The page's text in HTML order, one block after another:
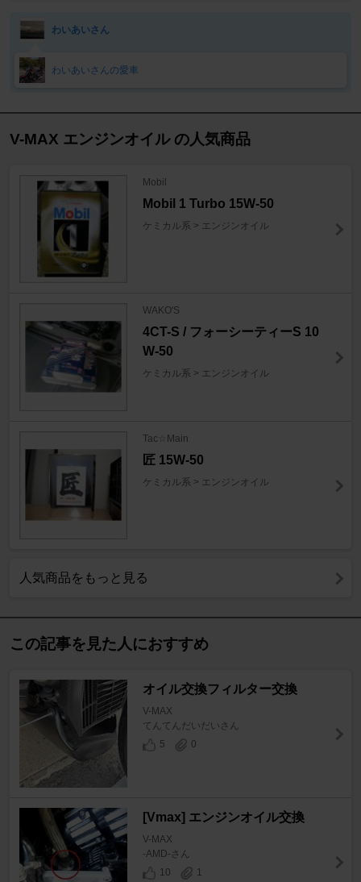
わいあいさん
わいあいさんの愛車
V-MAX エンジンオイル の人気商品
Mobil
Mobil 1 Turbo 15W-50
ケミカル系 > エンジンオイル
WAKO'S
4CT-S / フォーシーティーS 10
W-50
ケミカル系 > エンジンオイル
Tac☆Main
匠 15W-50
ケミカル系 > エンジンオイル
人気商品をもっと見る
この記事を見た人におすすめ
オイル交換フィルター交換
V-MAX
てんてんだいだいさん
5
0
[Vmax] エンジンオイル交換
V-MAX
-AMD-さん
10
1